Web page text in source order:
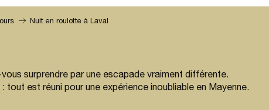
Nuit en roulotte à Laval
surprendre par une escapade vraiment différente.
est réuni pour une expérience inoubliable en Mayenne.